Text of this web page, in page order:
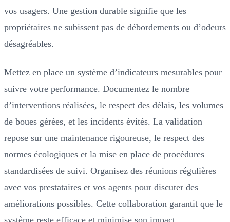
vos usagers. Une gestion durable signifie que les
propriétaires ne subissent pas de débordements ou d’odeurs
désagréables.
Mettez en place un système d’indicateurs mesurables pour
suivre votre performance. Documentez le nombre
d’interventions réalisées, le respect des délais, les volumes
de boues gérées, et les incidents évités. La validation
repose sur une maintenance rigoureuse, le respect des
normes écologiques et la mise en place de procédures
standardisées de suivi. Organisez des réunions régulières
avec vos prestataires et vos agents pour discuter des
améliorations possibles. Cette collaboration garantit que le
système reste efficace et minimise son impact